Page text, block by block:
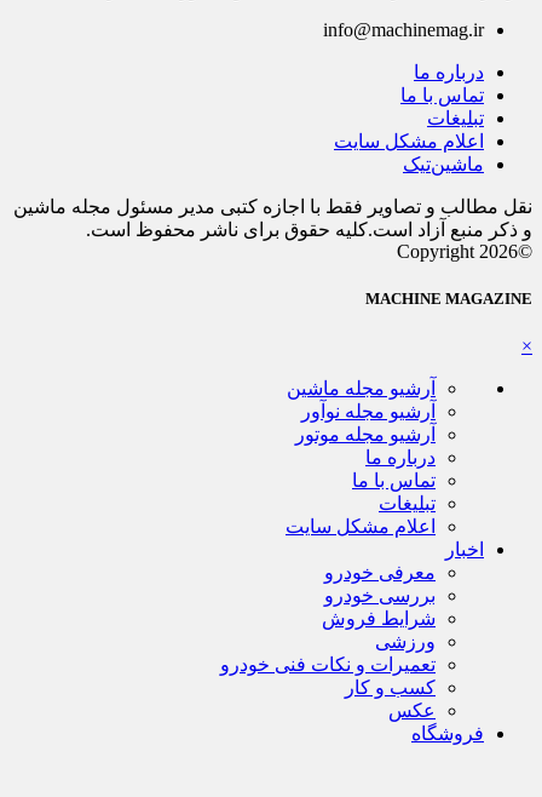
info@machinemag.ir
درباره ما
تماس با ما
تبلیغات
اعلام مشکل سایت
ماشین‌تیک
نقل مطالب و تصاویر فقط با اجازه کتبی مدیر مسئول مجله ماشین
و ذکر منبع آزاد است.کلیه حقوق برای ناشر محفوظ است.
©Copyright 2026
MACHINE MAGAZINE
×
آرشیو مجله ماشین
آرشیو مجله نوآور
آرشیو مجله موتور
درباره ما
تماس با ما
تبلیغات
اعلام مشکل سایت
اخبار
معرفی خودرو
بررسی خودرو
شرایط فروش
ورزشی
تعمیرات و نکات فنی خودرو
کسب و کار
عکس
فروشگاه